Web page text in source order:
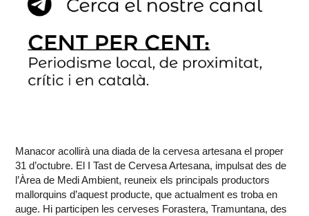
Manacor acollirà una diada de la cervesa artesana el proper
31 d’octubre. El I Tast de Cervesa Artesana, impulsat des de
l’Àrea de Medi Ambient, reuneix els principals productors
mallorquins d’aquest producte, que actualment es troba en
auge. Hi participen les cerveses Forastera, Tramuntana, des